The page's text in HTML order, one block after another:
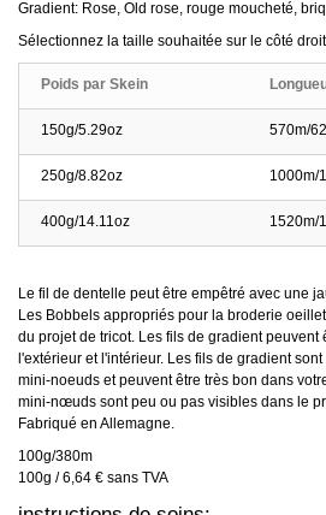
Gradient: Rose, Old rose, rouge moucheté,
Sélectionnez la taille souhaitée sur le côté
Poids par Skein
150g/5.29oz 570m/
250g/8.82oz 1000m/
400g/14.11oz 1520m/
Le fil de dentelle peut être empêtré avec une
Les Bobbels appropriés pour la broderie
du projet de tricot. Les fils de gradient peuvent
l'extérieur et l'intérieur. Les fils de gradient
mini-noeuds et peuvent être très bon dans
mini-nœuds sont peu ou pas visibles dans le
Fabriqué en Allemagne.
100g/380m
100g / 6,64 € sans TVA